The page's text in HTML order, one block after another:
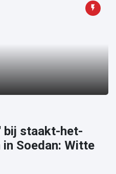
bij staakt-het-
Soedan: Witte